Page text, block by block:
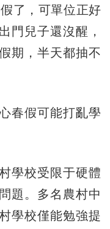
了，可單位正好
門兒子還沒醒，
期，半天都抽不
假可能打亂學
校受限于硬體
題。多名農村中
學校僅能勉強提